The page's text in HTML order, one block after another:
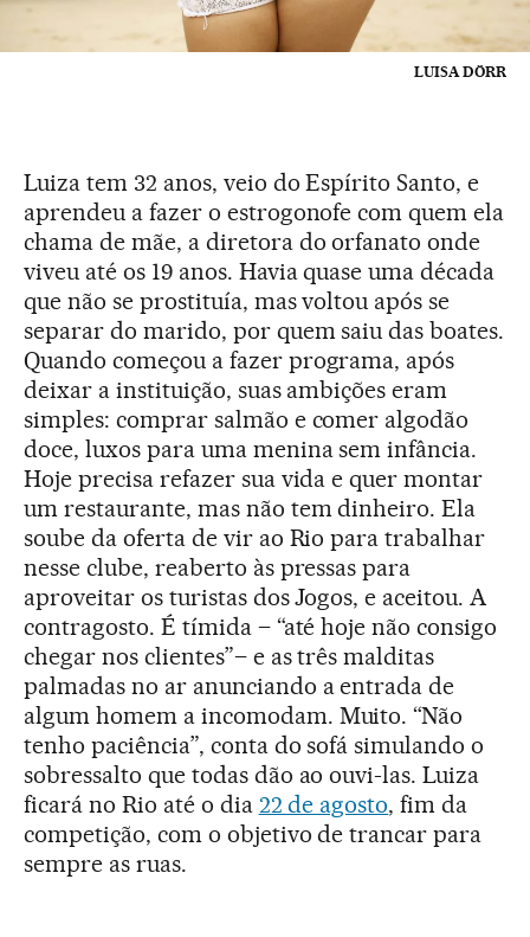
LUISA DÖRR
Luiza tem 32 anos, veio do Espírito Santo, e
aprendeu a fazer o estrogonofe com quem ela
chama de mãe, a diretora do orfanato onde
viveu até os 19 anos. Havia quase uma década
que não se prostituía, mas voltou após se
separar do marido, por quem saiu das boates.
Quando começou a fazer programa, após
deixar a instituição, suas ambições eram
simples: comprar salmão e comer algodão
doce, luxos para uma menina sem infância.
Hoje precisa refazer sua vida e quer montar
um restaurante, mas não tem dinheiro. Ela
soube da oferta de vir ao Rio para trabalhar
nesse clube, reaberto às pressas para
aproveitar os turistas dos Jogos, e aceitou. A
contragosto. É tímida – “até hoje não consigo
chegar nos clientes”– e as três malditas
palmadas no ar anunciando a entrada de
algum homem a incomodam. Muito. “Não
tenho paciência”, conta do sofá simulando o
sobressalto que todas dão ao ouvi-las. Luiza
ficará no Rio até o dia 22 de agosto, fim da
competição, com o objetivo de trancar para
sempre as ruas.